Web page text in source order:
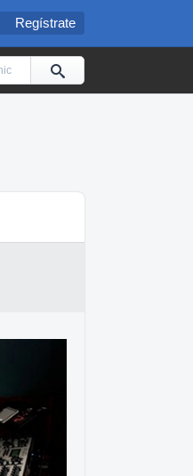
Regístrate